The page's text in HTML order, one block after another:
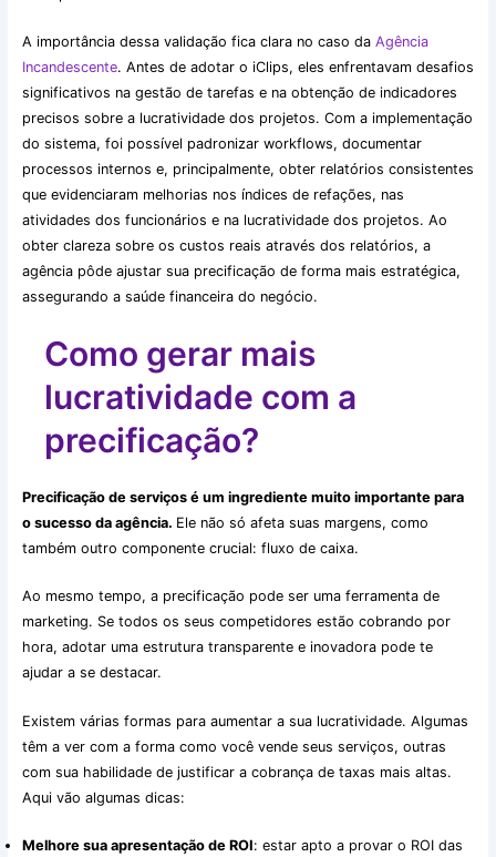
A importância dessa validação fica clara no caso da Agência
Incandescente. Antes de adotar o iClips, eles enfrentavam desafios
significativos na gestão de tarefas e na obtenção de indicadores
precisos sobre a lucratividade dos projetos. Com a implementação
do sistema, foi possível padronizar workflows, documentar
processos internos e, principalmente, obter relatórios consistentes
que evidenciaram melhorias nos índices de refações, nas
atividades dos funcionários e na lucratividade dos projetos. Ao
obter clareza sobre os custos reais através dos relatórios, a
agência pôde ajustar sua precificação de forma mais estratégica,
assegurando a saúde financeira do negócio.
Como gerar mais
lucratividade com a
precificação?
Precificação de serviços é um ingrediente muito importante para
o sucesso da agência. Ele não só afeta suas margens, como
também outro componente crucial: fluxo de caixa.
Ao mesmo tempo, a precificação pode ser uma ferramenta de
marketing. Se todos os seus competidores estão cobrando por
hora, adotar uma estrutura transparente e inovadora pode te
ajudar a se destacar.
Existem várias formas para aumentar a sua lucratividade. Algumas
têm a ver com a forma como você vende seus serviços, outras
com sua habilidade de justificar a cobrança de taxas mais altas.
Aqui vão algumas dicas:
Melhore sua apresentação de ROI: estar apto a provar o ROI das